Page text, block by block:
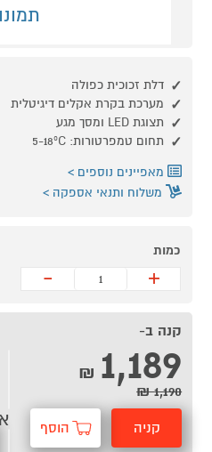
דלת זכוכית כפולה
מערכת בקרת אקלים דיגיטלית
תצוגת LED ומסך מגע
תחום טמפרטורות: 5-18ºC
מאפיינים נוספים
משלוח ותנאי אספקה
כמות
+
-
קנה ב-
1,189
₪
1,190 ₪
קניה הוסף